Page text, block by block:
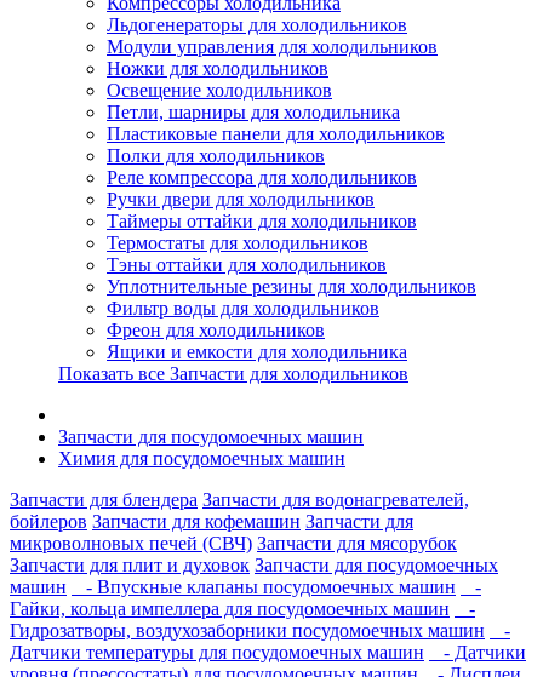
Льдогенераторы для холодильников
Модули управления для холодильников
Ножки для холодильников
Освещение холодильников
Петли, шарниры для холодильника
Пластиковые панели для холодильников
Полки для холодильников
Реле компрессора для холодильников
Ручки двери для холодильников
Таймеры оттайки для холодильников
Термостаты для холодильников
Тэны оттайки для холодильников
Уплотнительные резины для холодильников
Фильтр воды для холодильников
Фреон для холодильников
Ящики и емкости для холодильника
Показать все Запчасти для холодильников
Запчасти для посудомоечных машин
Химия для посудомоечных машин
Запчасти для блендера Запчасти для водонагревателей,
бойлеров Запчасти для кофемашин Запчасти для
микроволновых печей (СВЧ) Запчасти для мясорубок
Запчасти для плит и духовок Запчасти для посудомоечных
машин
- Впускные клапаны посудомоечных машин
-
Гайки, кольца импеллера для посудомоечных машин
-
Гидрозатворы, воздухозаборники посудомоечных машин
-
Датчики температуры для посудомоечных машин
- Датчики